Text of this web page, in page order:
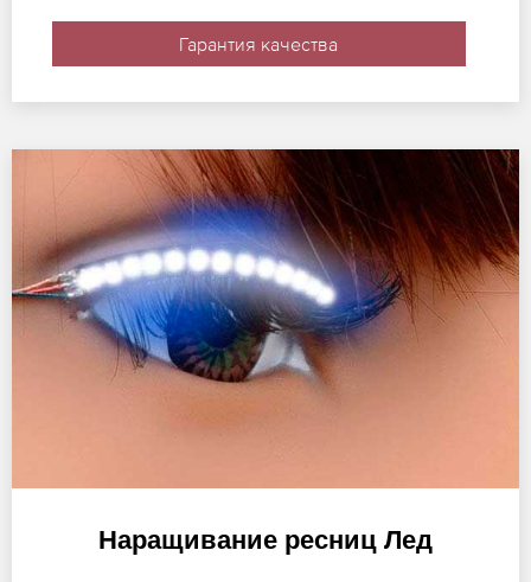
Гарантия качества
Наращивание ресниц Лед